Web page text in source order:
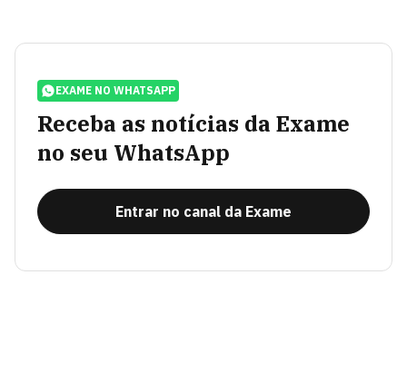
EXAME NO WHATSAPP
Receba as notícias da Exame
no seu WhatsApp
Entrar no canal da Exame